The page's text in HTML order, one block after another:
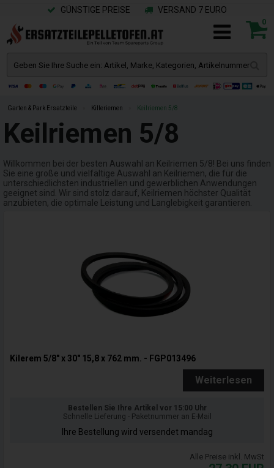
GÜNSTIGE PREISE VERSAND 7 EURO
0
Garten & Park Ersatzteile Killeriemen Keilriemen 5/8
Keilriemen 5/8
Willkommen bei der besten Auswahl an Keilriemen 5/8! Bei uns finden
Sie eine große und vielfältige Auswahl an Keilriemen, die für die
unterschiedlichsten industriellen und gewerblichen Anwendungen
geeignet sind. Wir sind stolz darauf, Keilriemen höchster Qualität
anzubieten, die optimale Leistung und Langlebigkeit garantieren.
Kilerem 5/8" x 30" 15,8 x 762 mm. - FGP013496
Weiterlesen
Bestellen Sie Ihre Artikel vor 15:00 Uhr
Schnelle Lieferung - Paketnummer an E-Mail
Ihre Bestellung wird versendet mandag
Alle Preise inkl. MwSt